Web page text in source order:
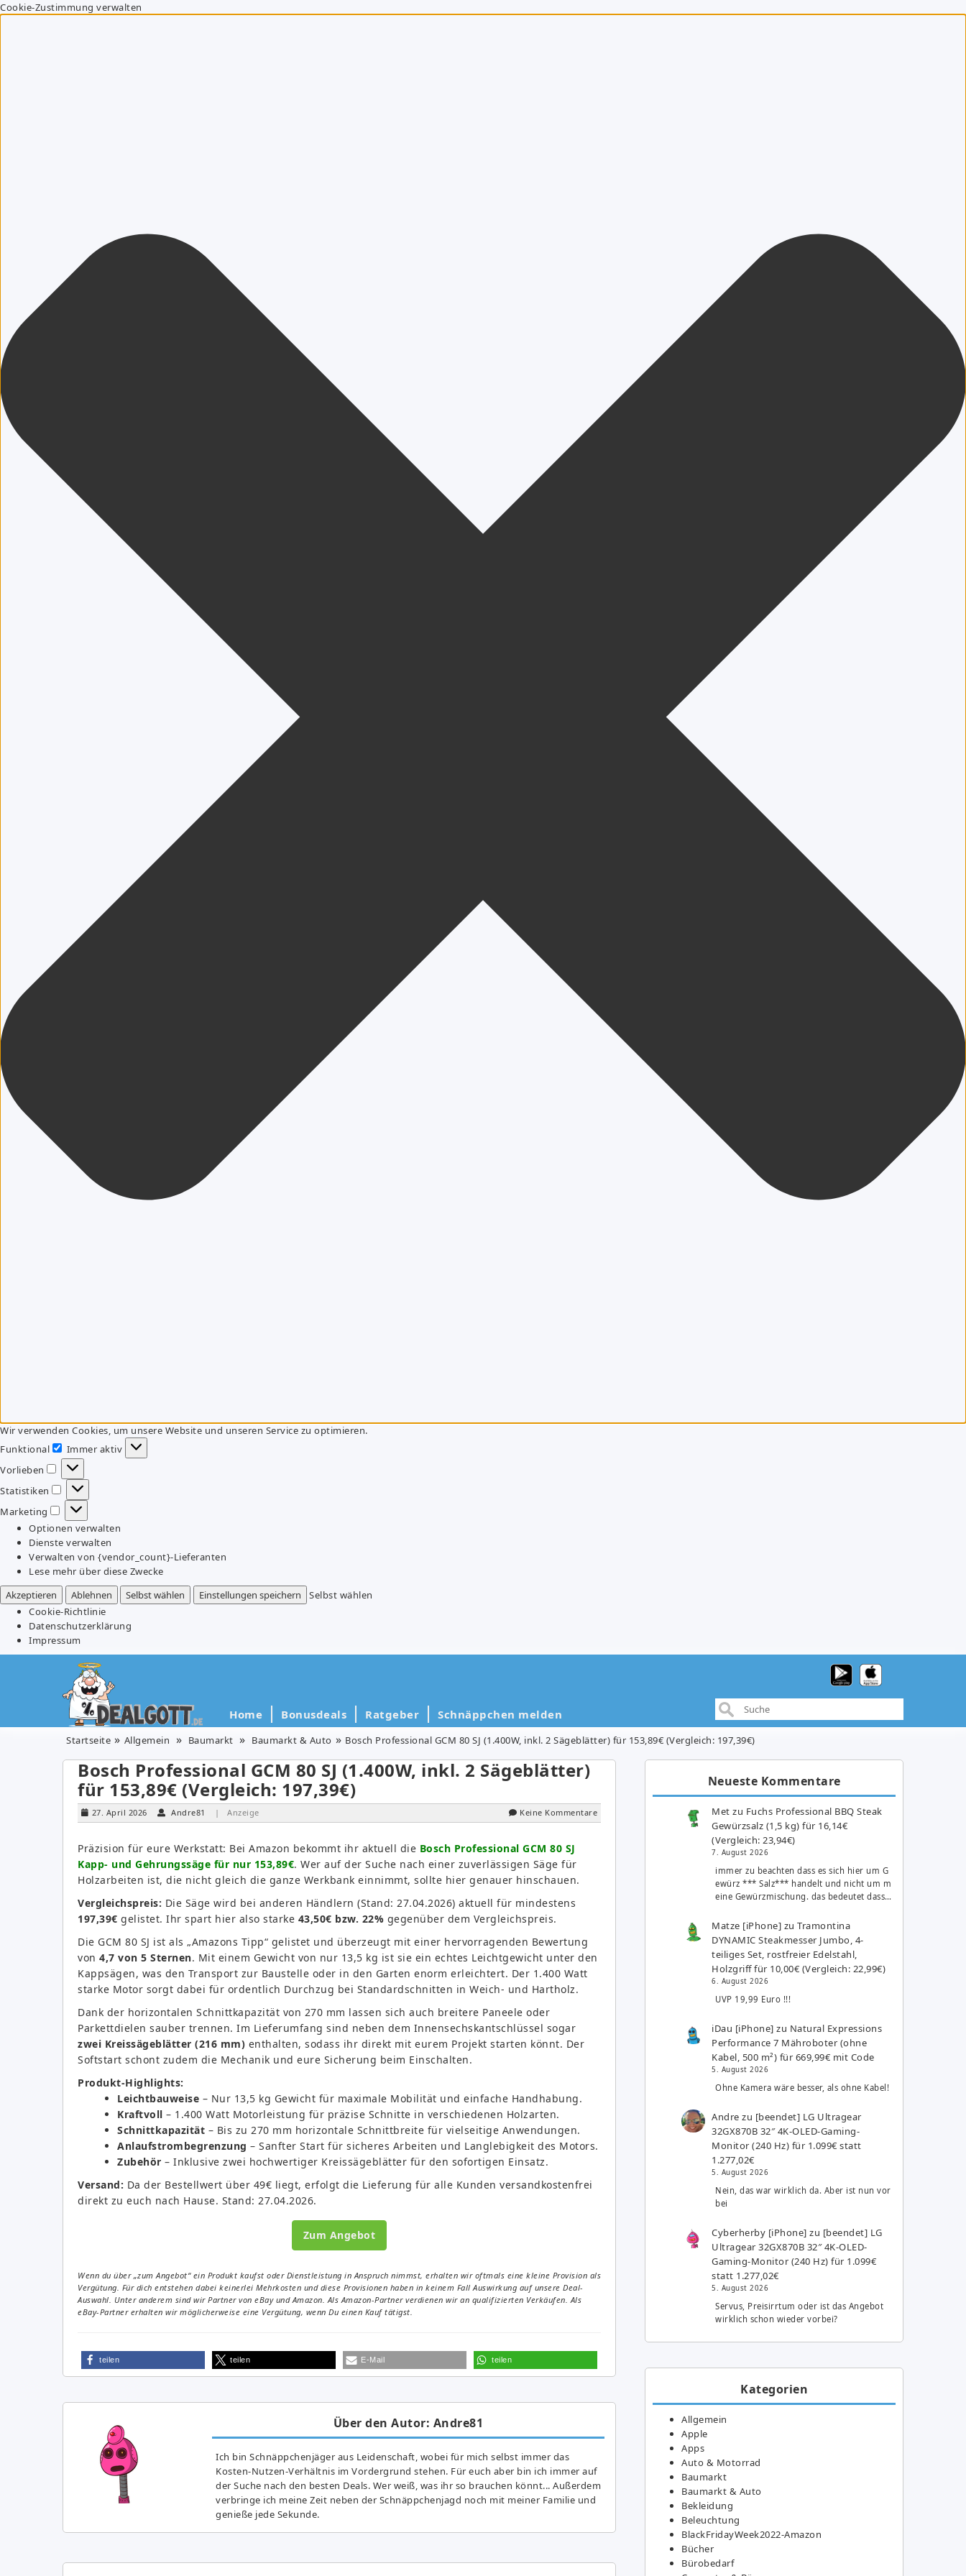
Cookie-Zustimmung verwalten
Wir verwenden Cookies, um unsere Website und unseren Service zu optimieren.
Funktional
Funktional
Immer aktiv
Vorlieben
Vorlieben
Statistiken
Statistiken
Marketing
Marketing
Optionen verwalten
Dienste verwalten
Verwalten von {vendor_count}-Lieferanten
Lese mehr über diese Zwecke
Akzeptieren
Ablehnen Selbst wählen Einstellungen speichern
Selbst wählen
Cookie-Richtlinie
Datenschutzerklärung
Impressum
Home Bonusdeals Ratgeber Schnäppchen melden
Startseite Allgemein Baumarkt Baumarkt & Auto Bosch Professional GCM 80 SJ (1.400W, inkl. 2 Sägeblätter) für 153,89€ (Vergleich: 197,39€)
Bosch Professional GCM 80 SJ (1.400W, inkl. 2 Sägeblätter)
für 153,89€ (Vergleich: 197,39€)
27. April 2026 Andre81 | Anzeige Keine Kommentare
Präzision für eure Werkstatt: Bei Amazon bekommt ihr aktuell die Bosch Professional GCM 80 SJ
Kapp- und Gehrungssäge für nur 153,89€. Wer auf der Suche nach einer zuverlässigen Säge für
Holzarbeiten ist, die nicht gleich die ganze Werkbank einnimmt, sollte hier genauer hinschauen.
Vergleichspreis: Die Säge wird bei anderen Händlern (Stand: 27.04.2026) aktuell für mindestens
197,39€ gelistet. Ihr spart hier also starke 43,50€ bzw. 22% gegenüber dem Vergleichspreis.
Die GCM 80 SJ ist als „Amazons Tipp“ gelistet und überzeugt mit einer hervorragenden Bewertung
von 4,7 von 5 Sternen. Mit einem Gewicht von nur 13,5 kg ist sie ein echtes Leichtgewicht unter den
Kappsägen, was den Transport zur Baustelle oder in den Garten enorm erleichtert. Der 1.400 Watt
starke Motor sorgt dabei für ordentlich Durchzug bei Standardschnitten in Weich- und Hartholz.
Dank der horizontalen Schnittkapazität von 270 mm lassen sich auch breitere Paneele oder
Parkettdielen sauber trennen. Im Lieferumfang sind neben dem Innensechskantschlüssel sogar
zwei Kreissägeblätter (216 mm) enthalten, sodass ihr direkt mit eurem Projekt starten könnt. Der
Softstart schont zudem die Mechanik und eure Sicherung beim Einschalten.
Produkt-Highlights:
Leichtbauweise – Nur 13,5 kg Gewicht für maximale Mobilität und einfache Handhabung.
Kraftvoll – 1.400 Watt Motorleistung für präzise Schnitte in verschiedenen Holzarten.
Schnittkapazität – Bis zu 270 mm horizontale Schnittbreite für vielseitige Anwendungen.
Anlaufstrombegrenzung – Sanfter Start für sicheres Arbeiten und Langlebigkeit des Motors.
Zubehör – Inklusive zwei hochwertiger Kreissägeblätter für den sofortigen Einsatz.
Versand: Da der Bestellwert über 49€ liegt, erfolgt die Lieferung für alle Kunden versandkostenfrei
direkt zu euch nach Hause. Stand: 27.04.2026.
Zum Angebot
Wenn du über „zum Angebot“ ein Produkt kaufst oder Dienstleistung in Anspruch nimmst, erhalten wir oftmals eine kleine Provision als
Vergütung. Für dich entstehen dabei keinerlei Mehrkosten und diese Provisionen haben in keinem Fall Auswirkung auf unsere Deal-
Auswahl. Unter anderem sind wir Partner von eBay und Amazon. Als Amazon-Partner verdienen wir an qualifizierten Verkäufen. Als
eBay-Partner erhalten wir möglicherweise eine Vergütung, wenn Du einen Kauf tätigst.
teilen teilen E-Mail teilen
Über den Autor: Andre81
Ich bin Schnäppchenjäger aus Leidenschaft, wobei für mich selbst immer das
Kosten-Nutzen-Verhältnis im Vordergrund stehen. Für euch aber bin ich immer auf
der Suche nach den besten Deals. Wer weiß, was ihr so brauchen könnt... Außerdem
verbringe ich meine Zeit neben der Schnäppchenjagd noch mit meiner Familie und
genieße jede Sekunde.
Neueste Kommentare
Met zu Fuchs Professional BBQ Steak
Gewürzsalz (1,5 kg) für 16,14€
(Vergleich: 23,94€)
7. August 2026
immer zu beachten dass es sich hier um G
ewürz *** Salz*** handelt und nicht um m
eine Gewürzmischung. das bedeutet dass…
Matze [iPhone] zuTramontina
DYNAMIC Steakmesser Jumbo, 4-
teiliges Set, rostfreier Edelstahl,
Holzgriff für 10,00€ (Vergleich: 22,99€)
6. August 2026
UVP 19,99 Euro !!!
iDau [iPhone] zu Natural Expressions
Performance 7 Mähroboter (ohne
Kabel, 500 m²) für 669,99€ mit Code
5. August 2026
Ohne Kamera wäre besser, als ohne Kabel!
Andre zu [beendet] LG Ultragear
32GX870B 32″ 4K-OLED-Gaming-
Monitor (240 Hz) für 1.099€ statt
1.277,02€
5. August 2026
Nein, das war wirklich da. Aber ist nun vor
bei
Cyberherby [iPhone] zu [beendet] LG
Ultragear 32GX870B 32″ 4K-OLED-
Gaming-Monitor (240 Hz) für 1.099€
statt 1.277,02€
5. August 2026
Servus, Preisirrtum oder ist das Angebot
wirklich schon wieder vorbei?
Kategorien
Allgemein
Apple
Apps
Auto & Motorrad
Baumarkt
Baumarkt & Auto
Bekleidung
Beleuchtung
BlackFridayWeek2022-Amazon
Bücher
Bürobedarf